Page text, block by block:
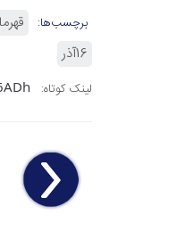
برچسب‌ها:
16آذر
لینک کوتاه: